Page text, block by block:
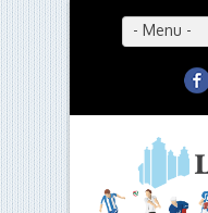
- Menu -